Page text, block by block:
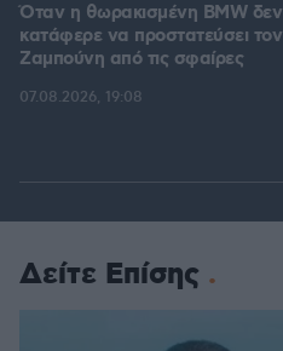
Όταν η θωρακισμένη BMW δεν
κατάφερε να προστατεύσει τον
Ζαμπούνη από τις σφαίρες
07.08.2026, 19:08
Δείτε Επίσης